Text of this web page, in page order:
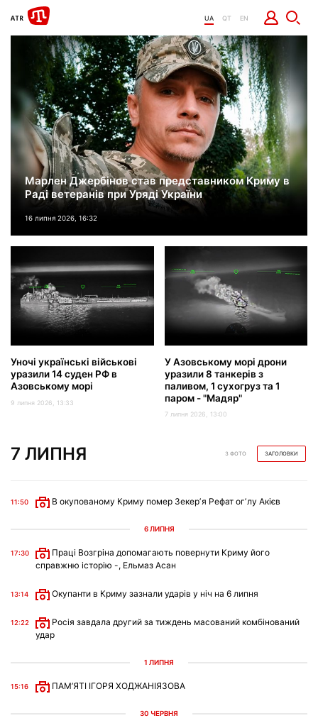
UA QT EN
Марлен Джербінов став представником Криму в
Раді ветеранів при Уряді України
16 липня 2026, 16:32
Уночі українські військові
уразили 14 суден РФ в
Азовському морі
9 липня 2026, 13:33
У Азовському морі дрони
уразили 8 танкерів з
паливом, 1 сухогруз та 1
паром - "Мадяр"
7 липня 2026, 13:00
7 ЛИПНЯ З ФОТО ЗАГОЛОВКИ
11:50 В окупованому Криму помер Зекерʼя Рефат огʼлу Акієв
6 ЛИПНЯ
17:30
Праці Возгріна допомагають повернути Криму його
справжню історію -, Ельмаз Асан
13:14 Окупанти в Криму зазнали ударів у ніч на 6 липня
12:22
Росія завдала другий за тиждень масований комбінований
удар
1 ЛИПНЯ
15:16 ПАМ’ЯТІ ІГОРЯ ХОДЖАНІЯЗОВА
30 ЧЕРВНЯ